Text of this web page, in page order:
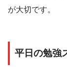
が大切です。
平日の勉強